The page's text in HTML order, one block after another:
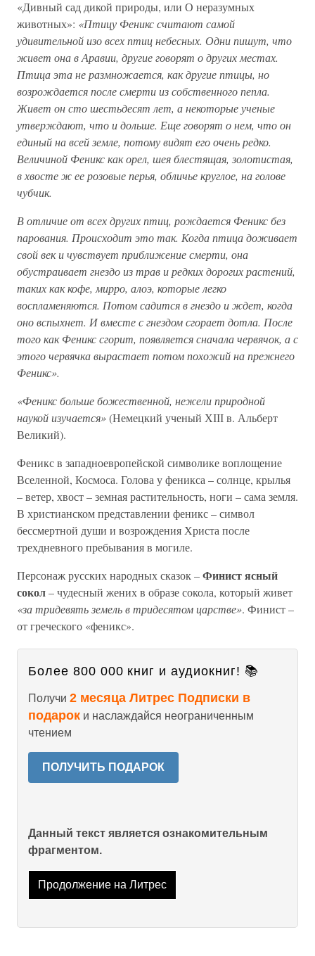
«Дивный сад дикой природы, или О неразумных
животных»: «Птицу Феникс считают самой
удивительной изо всех птиц небесных. Одни пишут, что
живет она в Аравии, другие говорят о других местах.
Птица эта не размножается, как другие птицы, но
возрождается после смерти из собственного пепла.
Живет он сто шестьдесят лет, а некоторые ученые
утверждают, что и дольше. Еще говорят о нем, что он
единый на всей земле, потому видят его очень редко.
Величиной Феникс как орел, шея блестящая, золотистая,
в хвосте ж ее розовые перья, обличье круглое, на голове
чубчик.
В отличие от всех других птиц, рождается Феникс без
парования. Происходит это так. Когда птица доживает
свой век и чувствует приближение смерти, она
обустраивает гнездо из трав и редких дорогих растений,
таких как кофе, мирро, алоэ, которые легко
воспламеняются. Потом садится в гнездо и ждет, когда
оно вспыхнет. И вместе с гнездом сгорает дотла. После
того как Феникс сгорит, появляется сначала червячок, а с
этого червячка вырастает потом похожий на прежнего
Феникс».
«Феникс больше божественной, нежели природной
наукой изучается»(Немецкий ученый ХІІІ в. Альберт
Великий).
Феникс в западноевропейской символике воплощение
Вселенной, Космоса. Голова у феникса – солнце, крылья
– ветер, хвост – земная растительность, ноги – сама земля.
В христианском представлении феникс – символ
бессмертной души и возрождения Христа после
трехдневного пребывания в могиле.
Персонаж русских народных сказок –Финист ясный
сокол– чудесный жених в образе сокола, который живет
«за тридевять земель в тридесятом царстве». Финист –
от греческого «феникс».
Более 800 000 книг и аудиокниг! 📚
Получи 2 месяца Литрес Подписки в
подарок и наслаждайся неограниченным
чтением
ПОЛУЧИТЬ ПОДАРОК
Данный текст является ознакомительным
фрагментом.
Продолжение на Литрес